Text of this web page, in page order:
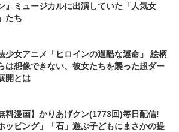
』ミュージカルに出演していた「人気女
たち
少女アニメ「ヒロインの過酷な運命」 絵柄
は想像できない、彼女たちを襲った超ダー
開とは
無料漫画】かりあげクン(1773回)毎日配信!
ホッピング」「石」遊ぶ子どもにまさかの提